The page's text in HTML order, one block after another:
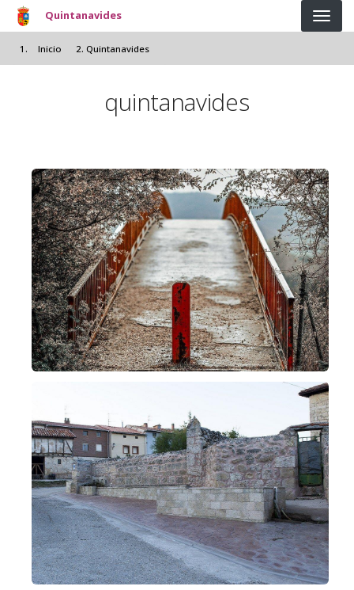
Pasar al contenido principal
Quintanavides
Inicio Quintanavides
quintanavides